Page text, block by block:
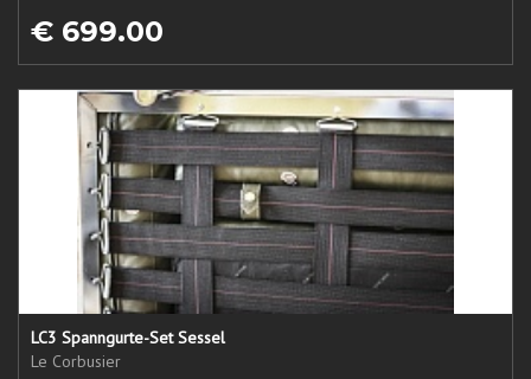
€ 699.00
LC3 Spanngurte-Set Sessel
Le Corbusier